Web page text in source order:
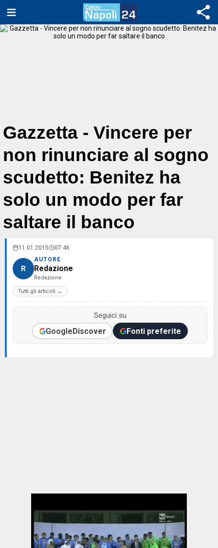
Gazzetta - Vincere per
non rinunciare al sogno
scudetto: Benitez ha
solo un modo per far
saltare il banco
11.01.2015 07:46
R
AUTORE
Redazione
Redazione
Tutti gli articoli →
Seguici su
GoogleDiscover Fonti preferite